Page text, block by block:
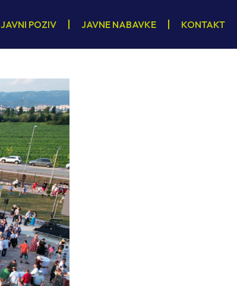
JAVNI POZIV JAVNE NABAVKE KONTAKT